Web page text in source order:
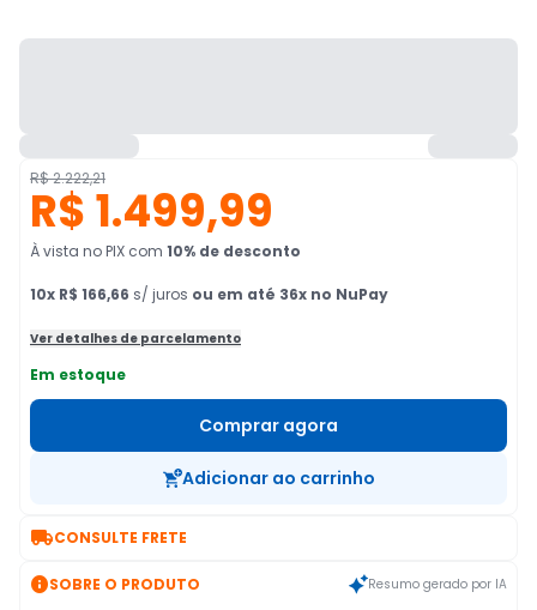
R$ 2.222,21
R$ 1.499,99
À vista no PIX com 10% de desconto
10x R$ 166,66 s/ juros ou em até 36x no NuPay
Ver detalhes de parcelamento
Em estoque
Comprar agora
Adicionar ao carrinho
CONSULTE FRETE
SOBRE O PRODUTO Resumo gerado por IA